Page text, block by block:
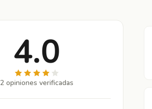
4.0
2 opiniones verificadas